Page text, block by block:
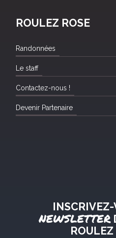
ROULEZ ROSE
Randonnées
Le staff
Contactez-nous !
Devenir Partenaire
NEWSLETTER
ROULEZ